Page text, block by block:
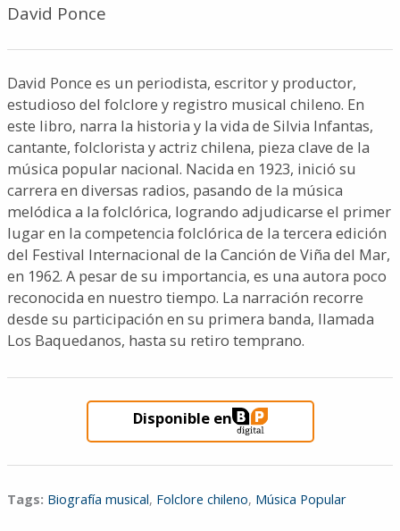
David Ponce
David Ponce es un periodista, escritor y productor,
estudioso del folclore y registro musical chileno. En
este libro, narra la historia y la vida de Silvia Infantas,
cantante, folclorista y actriz chilena, pieza clave de la
música popular nacional. Nacida en 1923, inició su
carrera en diversas radios, pasando de la música
melódica a la folclórica, logrando adjudicarse el primer
lugar en la competencia folclórica de la tercera edición
del Festival Internacional de la Canción de Viña del Mar,
en 1962. A pesar de su importancia, es una autora poco
reconocida en nuestro tiempo. La narración recorre
desde su participación en su primera banda, llamada
Los Baquedanos, hasta su retiro temprano.
Disponible en
Tags: Biografía musical, Folclore chileno, Música Popular